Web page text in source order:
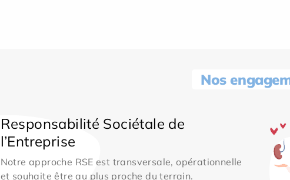
Nos
Responsabilité Sociétale de
l’Entreprise
Notre approche RSE est transversale, opérationnelle
et souhaite être au plus proche du terrain.